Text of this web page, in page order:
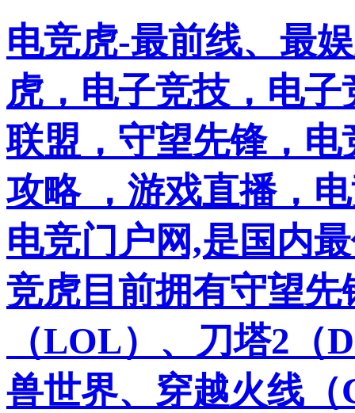
电竞虎-最前线、最
虎，电子竞技，电
联盟，守望先锋，
攻略 ，游戏直播，
电竞门户网,是国内
竞虎目前拥有守望
（LOL）、刀塔2（
兽世界、穿越火线